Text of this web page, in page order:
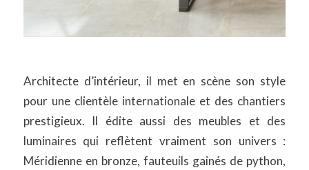
Architecte d’intérieur, il met en scène son style
pour une clientèle internationale et des chantiers
prestigieux. Il édite aussi des meubles et des
luminaires qui reflètent vraiment son univers :
Méridienne en bronze, fauteuils gainés de python,